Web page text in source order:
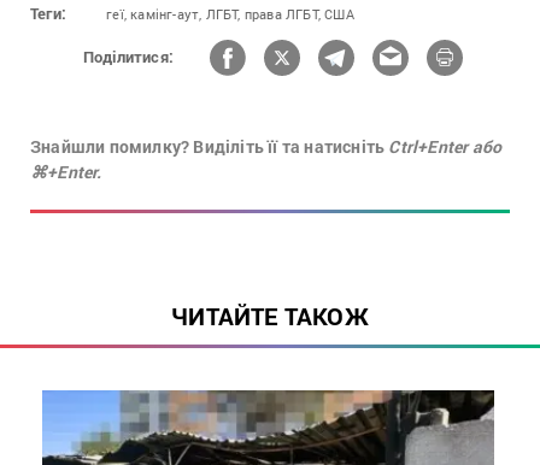
Теги: геї, камінг-аут, ЛГБТ, права ЛГБТ, США
Поділитися:
Знайшли помилку? Виділіть її та натисніть Ctrl+Enter або
⌘+Enter.
ЧИТАЙТЕ ТАКОЖ